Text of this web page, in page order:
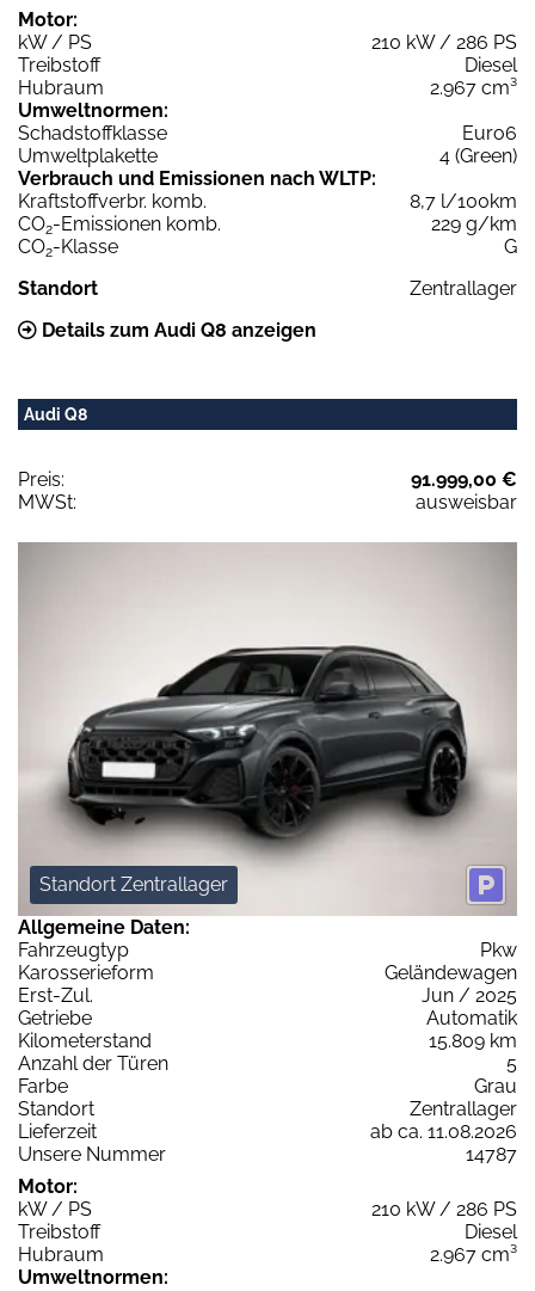
Motor:
kW / PS
210 kW / 286 PS
Treibstoff
Diesel
Hubraum
2.967 cm³
Umweltnormen:
Schadstoffklasse
Euro6
Umweltplakette
4 (Green)
Verbrauch und Emissionen nach WLTP:
Kraftstoffverbr. komb.
8,7 l/100km
CO2-Emissionen komb.
229 g/km
CO2-Klasse
G
Standort
Zentrallager
Details zum Audi Q8 anzeigen
Audi Q8
Preis:
91.999,00 €
MWSt:
ausweisbar
Standort Zentrallager
Allgemeine Daten:
Fahrzeugtyp
Pkw
Karosserieform
Geländewagen
Erst-Zul.
Jun / 2025
Getriebe
Automatik
Kilometerstand
15.809 km
Anzahl der Türen
5
Farbe
Grau
Standort
Zentrallager
Lieferzeit
ab ca. 11.08.2026
Unsere Nummer
14787
Motor:
kW / PS
210 kW / 286 PS
Treibstoff
Diesel
Hubraum
2.967 cm³
Umweltnormen: